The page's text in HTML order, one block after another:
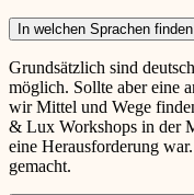
In welchen Sprachen
Grundsätzlich sind
möglich. Sollte aber eine
wir Mittel und Wege
& Lux Workshops in der
eine Herausforderung
gemacht.